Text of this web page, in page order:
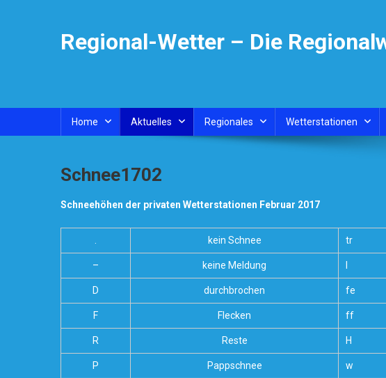
Regional-Wetter – Die
Home Aktuelles Regionales Wetterstationen
Schnee1702
Schneehöhen der privaten Wetterstationen Februar 2017
kein Schnee tr
– keine Meldung
D durchbrochen fe
F Flecken ff
R Reste H
P Pappschnee w